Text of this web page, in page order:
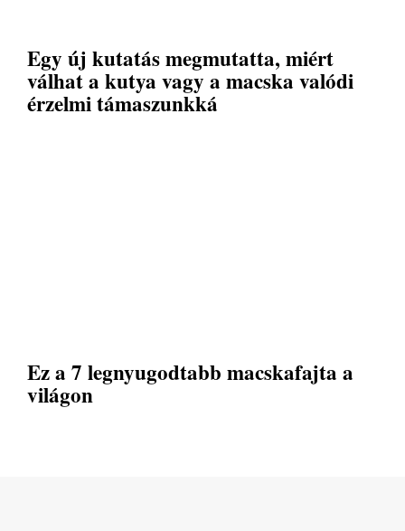
Egy új kutatás megmutatta, miért
válhat a kutya vagy a macska valódi
érzelmi támaszunkká
Ez a 7 legnyugodtabb macskafajta a
világon